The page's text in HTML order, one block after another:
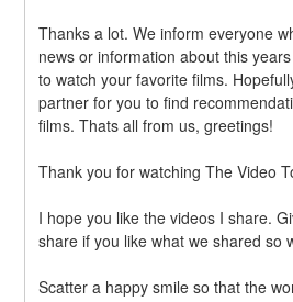
Thanks a lot. We inform everyone
news or information about this
to watch your favorite films.
partner for you to find
films. Thats all from us, greetings!
Thank you for watching The Video
I hope you like the videos I share.
share if you like what we shared so
Scatter a happy smile so that the